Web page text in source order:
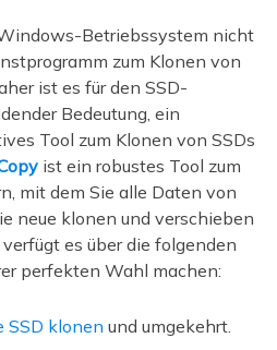
Betriebssystem nicht
zum Klonen von
ist es für den SSD-
Bedeutung, ein
Tool zum Klonen von SSDs
ist ein robustes Tool zum
mit dem Sie alle Daten von
neue klonen und verschieben
es über die folgenden
perfekten Wahl machen:
SSD klonen und umgekehrt.